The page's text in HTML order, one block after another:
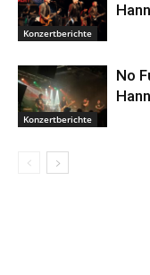
Konzertberichte
Konzertberichte
No